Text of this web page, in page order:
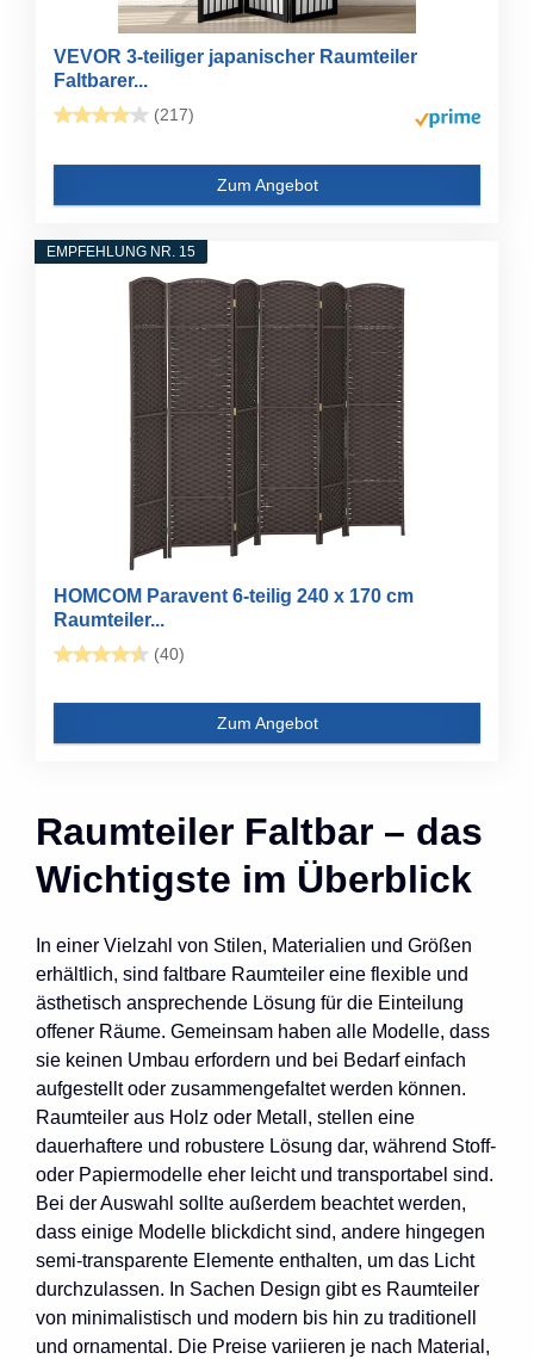
VEVOR 3-teiliger japanischer Raumteiler
Faltbarer...
(217)
Zum Angebot
EMPFEHLUNG NR. 15
HOMCOM Paravent 6-teilig 240 x 170 cm
Raumteiler...
(40)
Zum Angebot
Raumteiler Faltbar – das
Wichtigste im Überblick
In einer Vielzahl von Stilen, Materialien und Größen
erhältlich, sind faltbare Raumteiler eine flexible und
ästhetisch ansprechende Lösung für die Einteilung
offener Räume. Gemeinsam haben alle Modelle, dass
sie keinen Umbau erfordern und bei Bedarf einfach
aufgestellt oder zusammengefaltet werden können.
Raumteiler aus Holz oder Metall, stellen eine
dauerhaftere und robustere Lösung dar, während Stoff-
oder Papiermodelle eher leicht und transportabel sind.
Bei der Auswahl sollte außerdem beachtet werden,
dass einige Modelle blickdicht sind, andere hingegen
semi-transparente Elemente enthalten, um das Licht
durchzulassen. In Sachen Design gibt es Raumteiler
von minimalistisch und modern bis hin zu traditionell
und ornamental. Die Preise variieren je nach Material,